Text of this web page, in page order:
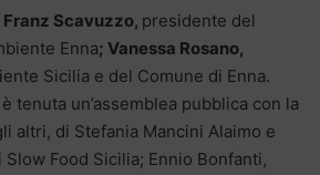
Franz Scavuzzo, presidente del
Enna; Vanessa Rosano,
Sicilia e del Comune di Enna.
tenuta un’assemblea pubblica con la
altri, di Stefania Mancini Alaimo e
Food Sicilia; Ennio Bonfanti,